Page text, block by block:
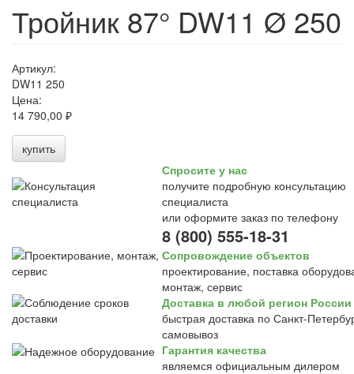
Тройник 87° DW11 Ø 250
Артикул:
DW11 250
Цена:
14 790,00 ₽
купить
Спросите у нас
получите подробную консультацию
специалиста
или оформите заказ по телефону
8 (800) 555-18-31
Сопровождение объектов
проектирование, поставка
монтаж, сервис
Доставка в любой регион России
быстрая доставка по Санкт-
самовывоз
Гарантия качества
являемся официальным дилером